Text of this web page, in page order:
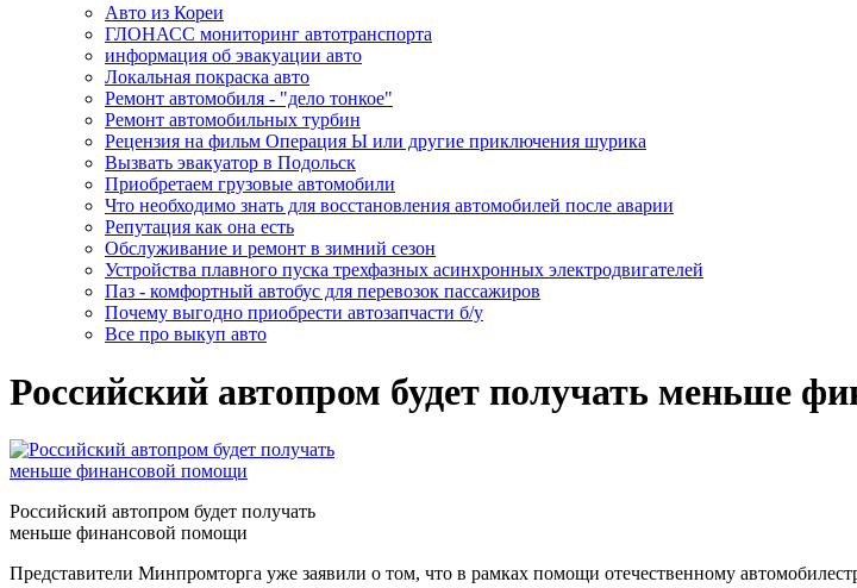
Авто из Кореи
ГЛОНАСС мониторинг автотранспорта
информация об эвакуации авто
Локальная покраска авто
Ремонт автомобиля - "дело тонкое"
Ремонт автомобильных турбин
Рецензия на фильм Операция Ы или другие приключения шурика
Вызвать эвакуатор в Подольск
Приобретаем грузовые автомобили
Что необходимо знать для восстановления автомобилей после аварии
Репутация как она есть
Обслуживание и ремонт в зимний сезон
Устройства плавного пуска трехфазных асинхронных электродвигателей
Паз - комфортный автобус для перевозок пассажиров
Почему выгодно приобрести автозапчасти б/у
Все про выкуп авто
Российский автопром будет получать меньше
Российский автопром будет получать
меньше финансовой помощи
Представители Минпромторга уже заявили о том, что в рамках помощи отечественному